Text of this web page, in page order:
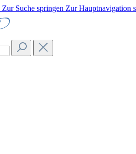
Zur Suche springen Zur Hauptnavigation